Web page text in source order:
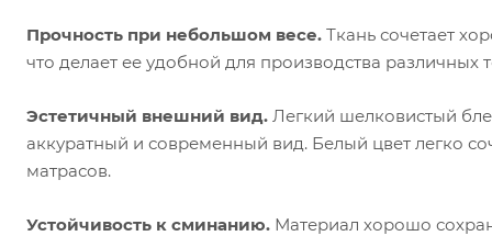
Прочность при небольшом весе. Ткань сочетает
что делает ее удобной для производства различных
Эстетичный внешний вид. Легкий шелковистый
аккуратный и современный вид. Белый цвет легко
матрасов.
Устойчивость к сминанию. Материал хорошо